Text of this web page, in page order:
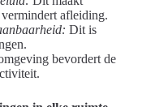
vermindert afleiding.
Dit is
bevordert de